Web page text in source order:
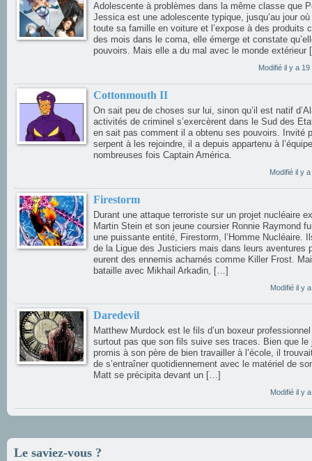
Adolescente à problèmes dans la même classe que
Jessica est une adolescente typique, jusqu’au jour
toute sa famille en voiture et l’expose à des produits
des mois dans le coma, elle émerge et constate
pouvoirs. Mais elle a du mal avec le monde
Modifié il y a
Cottonmouth II
On sait peu de choses sur lui, sinon qu’il est natif
activités de criminel s’exercèrent dans le Sud des
en sait pas comment il a obtenu ses pouvoirs. Invité
serpent à les rejoindre, il a depuis appartenu à
nombreuses fois Captain América.
Modifié il y
Firestorm
Durant une attaque terroriste sur un projet nucléaire
Martin Stein et son jeune coursier Ronnie Raymond
une puissante entité, Firestorm, l’Homme Nucléaire.
de la Ligue des Justiciers mais dans leurs aventures
eurent des ennemis acharnés comme Killer Frost.
bataille avec Mikhail Arkadin, […]
Modifié il y
Daredevil
Matthew Murdock est le fils d’un boxeur
surtout pas que son fils suive ses traces. Bien que le
promis à son père de bien travailler à l’école, il
de s’entraîner quotidiennement avec le matériel de
Matt se précipita devant un […]
Modifié il y
Le saviez-vous ?